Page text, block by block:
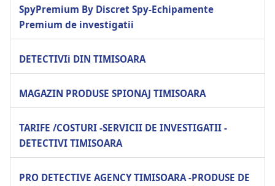
SpyPremium By Discret Spy-Echipamente
Premium de investigatii
DETECTIVIi DIN TIMISOARA
MAGAZIN PRODUSE SPIONAJ TIMISOARA
TARIFE /COSTURI -SERVICII DE INVESTIGATII -
DETECTIVI TIMISOARA
PRO DETECTIVE AGENCY TIMISOARA -PRODUSE DE